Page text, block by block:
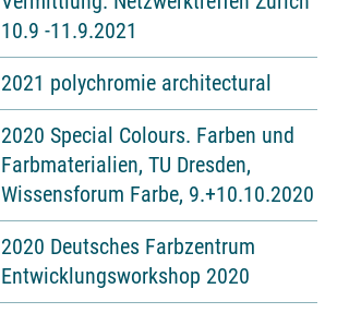
10.9 -11.9.2021
2021 polychromie architectural
2020 Special Colours. Farben und
Farbmaterialien, TU Dresden,
Wissensforum Farbe, 9.+10.10.2020
2020 Deutsches Farbzentrum
Entwicklungsworkshop 2020